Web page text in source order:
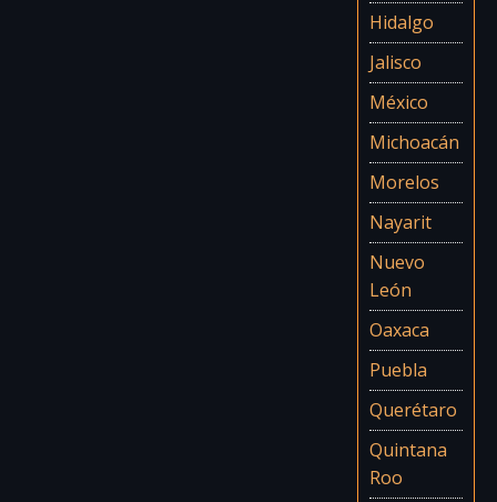
Hidalgo
Jalisco
México
Michoacán
Morelos
Nayarit
Nuevo
León
Oaxaca
Puebla
Querétaro
Quintana
Roo